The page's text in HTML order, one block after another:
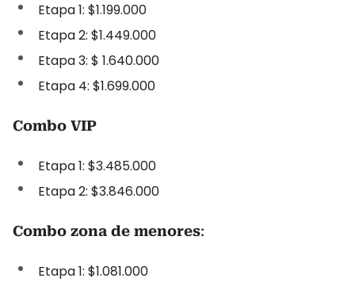
Etapa 1: $1.199.000
Etapa 2: $1.449.000
Etapa 3: $ 1.640.000
Etapa 4: $1.699.000
Combo VIP
Etapa 1: $3.485.000
Etapa 2: $3.846.000
Combo zona de menores:
Etapa 1: $1.081.000